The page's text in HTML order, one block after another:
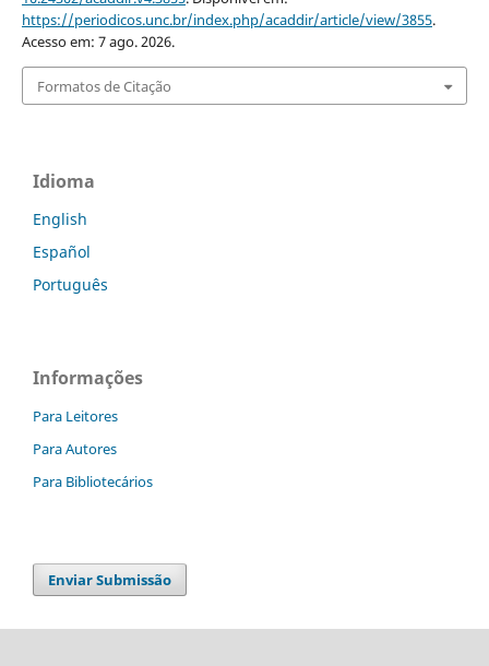
https://periodicos.unc.br/index.php/acaddir/article/view/3855.
Acesso em: 7 ago. 2026.
Formatos de Citação
Idioma
English
Español
Português
Informações
Para Leitores
Para Autores
Para Bibliotecários
Enviar Submissão